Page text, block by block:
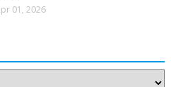
01, 2026